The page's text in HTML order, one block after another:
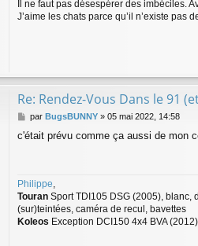
Il ne faut pas désespérer des imbéciles.
J’aime les chats parce qu’il n’existe pas
Re: Rendez-Vous Dans le 91
M
s
e
par BugsBUNNY» 05 mai 2022, 14:58
c'était prévu comme ça aussi de mon
Philippe
Touran Sport TDI105 DSG (2005), blanc,
(sur)teintées, caméra de recul, bavettes
Koleos Exception DCI150 4x4 BVA (2012)